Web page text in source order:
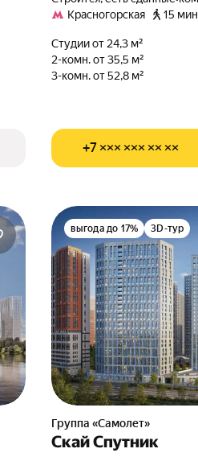
Красногорская
15
Студии от 24,3 м²
2-комн. от 35,5 м²
3-комн. от 52,8 м²
+7 ××× ××× ×× ××
выгода до 17% 3D-тур
Группа «Самолет»
Скай Спутник